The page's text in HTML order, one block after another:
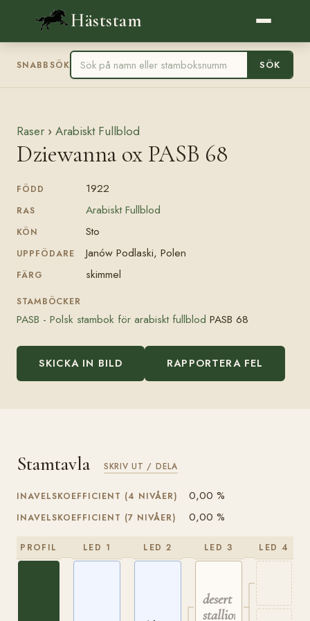
Häststam
SNABBSÖK SÖK
Raser › Arabiskt Fullblod
Dziewanna ox PASB 68
FÖDD 1922
RAS Arabiskt Fullblod
KÖN Sto
UPPFÖDARE Janów Podlaski, Polen
FÄRG skimmel
STAMBÖCKER
PASB - Polsk stambok för arabiskt fullblod PASB 68
SKICKA IN BILD RAPPORTERA FEL
Stamtavla SKRIV UT / DELA
INAVELSKOEFFICIENT (4 NIVÅER) 0,00 %
INAVELSKOEFFICIENT (7 NIVÅER) 0,00 %
PROFIL LED 1 LED 2 LED 3
desert
stallion
LED 4